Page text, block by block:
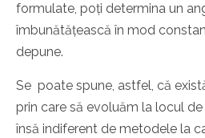
formulate, poți determina un
îmbunătățească în mod
depune.
Se poate spune, astfel, că
prin care să evoluăm la locul
însă indiferent de metodele la